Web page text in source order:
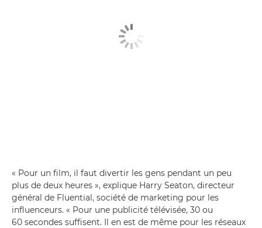
« Pour un film, il faut divertir les gens pendant un peu
plus de deux heures », explique Harry Seaton, directeur
général de Fluential, société de marketing pour les
influenceurs. « Pour une publicité télévisée, 30 ou
60 secondes suffisent. Il en est de même pour les réseaux